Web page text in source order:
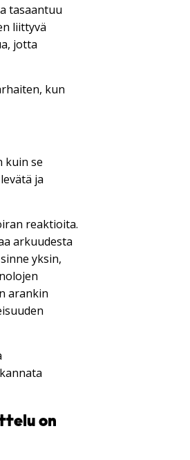
tasaantuu
liittyvä
jotta
kun
kuin se
ja
reaktioita.
arkuudesta
yksin,
arankin
on